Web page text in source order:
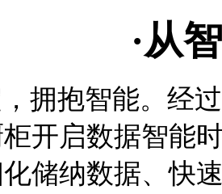
·从
，拥抱智能。经
开启数据智能时
化储纳数据